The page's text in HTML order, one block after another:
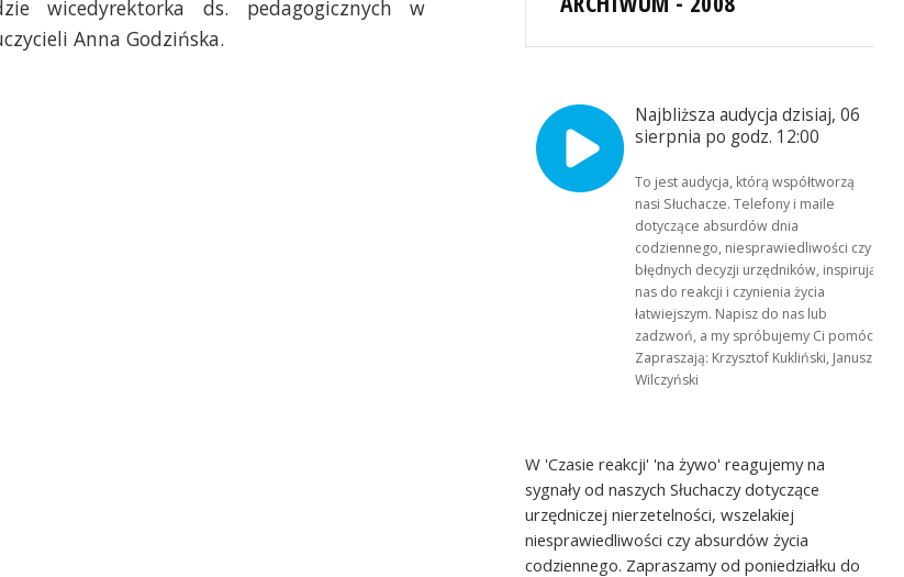
wicedyrektorka ds. pedagogicznych w
Anna Godzińska.
Najbliższa audycja dzisiaj, 06
sierpnia po godz. 12:00
To jest audycja, którą współtworzą
nasi Słuchacze. Telefony i maile
dotyczące absurdów dnia
codziennego, niesprawiedliwości czy
błędnych decyzji urzędników, inspirują
nas do reakcji i czynienia życia
łatwiejszym. Napisz do nas lub
zadzwoń, a my spróbujemy Ci pomóc.
Zapraszają: Krzysztof Kukliński, Janusz
Wilczyński
W 'Czasie reakcji' 'na żywo' reagujemy na
sygnały od naszych Słuchaczy dotyczące
urzędniczej nierzetelności, wszelakiej
niesprawiedliwości czy absurdów życia
codziennego. Zapraszamy od poniedziałku do